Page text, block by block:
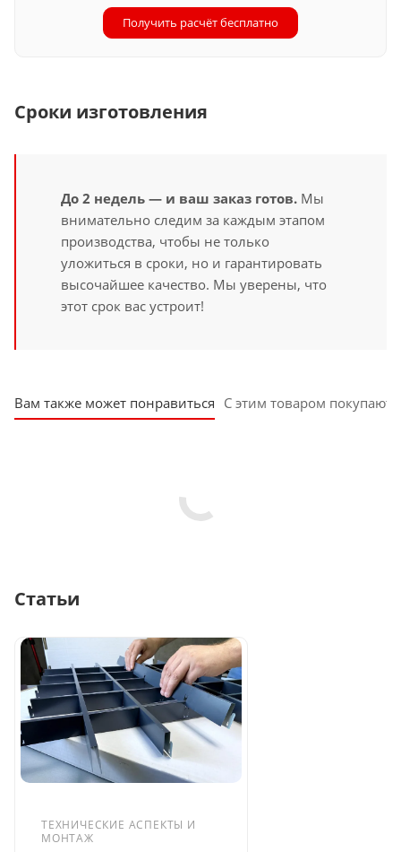
Получить расчёт бесплатно
Сроки изготовления
До 2 недель — и ваш заказ готов. Мы
внимательно следим за каждым этапом
производства, чтобы не только
уложиться в сроки, но и гарантировать
высочайшее качество. Мы уверены, что
этот срок вас устроит!
Вам также может понравиться С этим товаром покупают
Статьи
ТЕХНИЧЕСКИЕ АСПЕКТЫ И
МОНТАЖ